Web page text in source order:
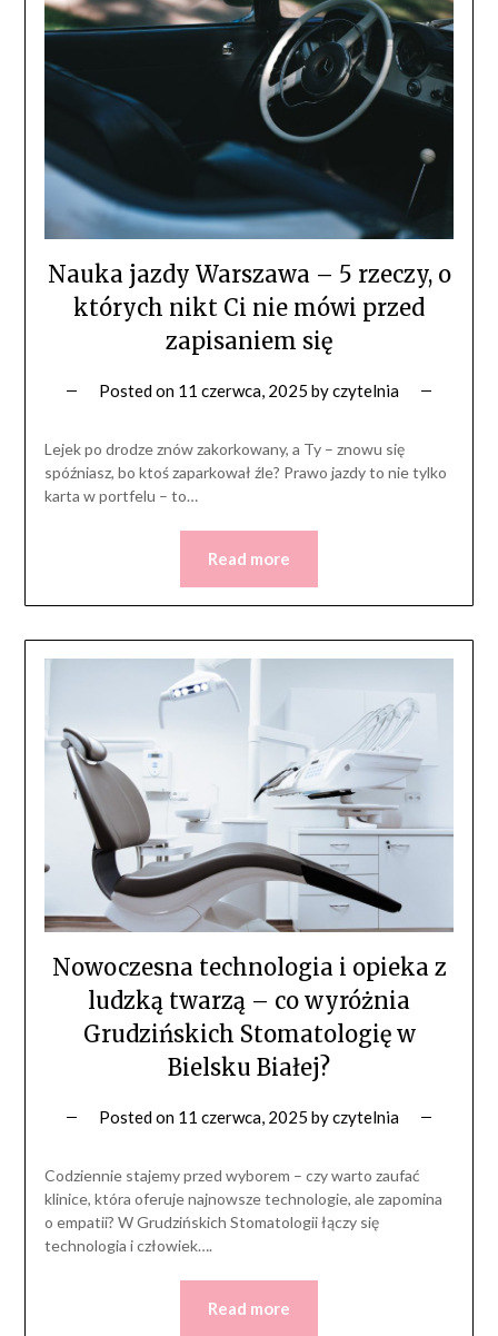
Nauka jazdy Warszawa – 5 rzeczy, o
których nikt Ci nie mówi przed
zapisaniem się
Posted on 11 czerwca, 2025 byczytelnia
Lejek po drodze znów zakorkowany, a Ty – znowu się
spóźniasz, bo ktoś zaparkował źle? Prawo jazdy to nie tylko
karta w portfelu – to…
Read more
Nowoczesna technologia i opieka z
ludzką twarzą – co wyróżnia
Grudzińskich Stomatologię w
Bielsku Białej?
Posted on 11 czerwca, 2025 byczytelnia
Codziennie stajemy przed wyborem – czy warto zaufać
klinice, która oferuje najnowsze technologie, ale zapomina
o empatii? W Grudzińskich Stomatologii łączy się
technologia i człowiek….
Read more